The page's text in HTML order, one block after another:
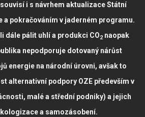
i s návrhem aktualizace Státní
a pokračováním v jaderném programu.
dále pálit uhlí a produkci CO2 naopak
nepodporuje dotovaný nárůst
energie na národní úrovni, avšak to
alternativní podpory OZE především v
malé a střední podniky) a jejich
a samozásobení.